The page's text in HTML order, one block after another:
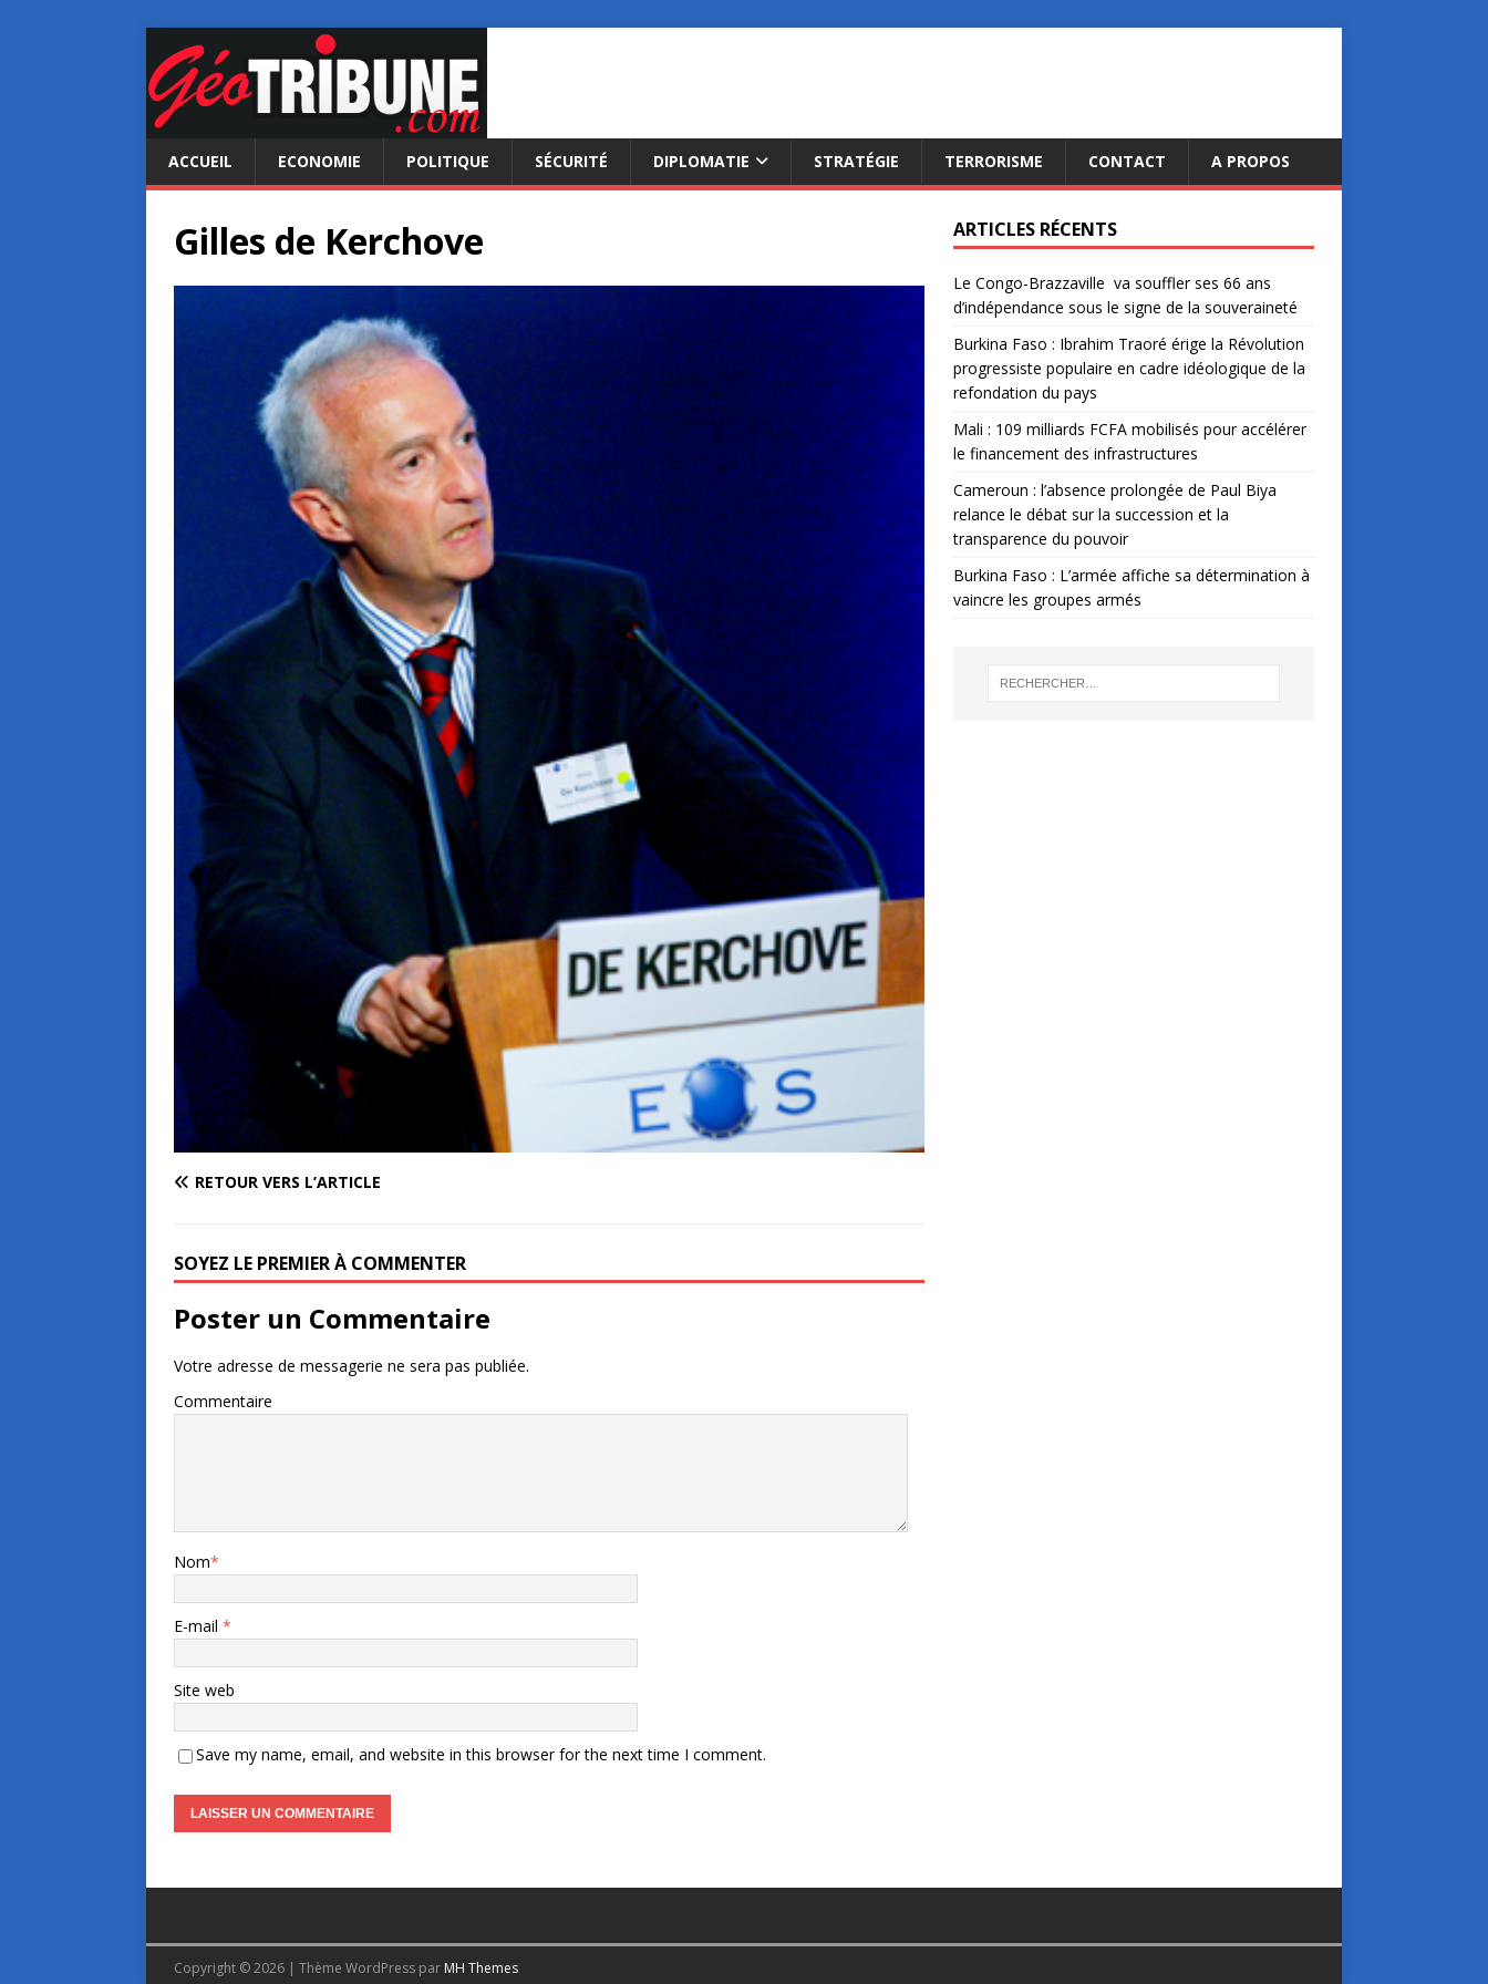
ACCUEIL ECONOMIE POLITIQUE SÉCURITÉ DIPLOMATIE STRATÉGIE TERRORISME CONTACT A PROPOS
Gilles de Kerchove
RETOUR VERS L’ARTICLE
SOYEZ LE PREMIER À COMMENTER
Poster un Commentaire
Votre adresse de messagerie ne sera pas publiée.
Commentaire
Nom*
E-mail *
Site web
Save my name, email, and website in this browser for the next time I comment.
ARTICLES RÉCENTS
Le Congo-Brazzaville va souffler ses 66 ans
d’indépendance sous le signe de la souveraineté
Burkina Faso : Ibrahim Traoré érige la Révolution
progressiste populaire en cadre idéologique de la
refondation du pays
Mali : 109 milliards FCFA mobilisés pour accélérer
le financement des infrastructures
Cameroun : l’absence prolongée de Paul Biya
relance le débat sur la succession et la
transparence du pouvoir
Burkina Faso : L’armée affiche sa détermination à
vaincre les groupes armés
Copyright © 2026 | Thème WordPress par MH Themes